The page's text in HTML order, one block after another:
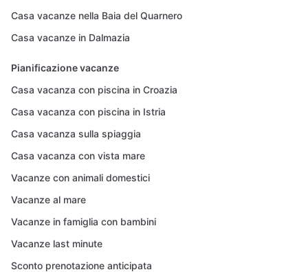
Casa vacanze nella Baia del Quarnero
Casa vacanze in Dalmazia
Pianificazione vacanze
Casa vacanza con piscina in Croazia
Casa vacanza con piscina in Istria
Casa vacanza sulla spiaggia
Casa vacanza con vista mare
Vacanze con animali domestici
Vacanze al mare
Vacanze in famiglia con bambini
Vacanze last minute
Sconto prenotazione anticipata